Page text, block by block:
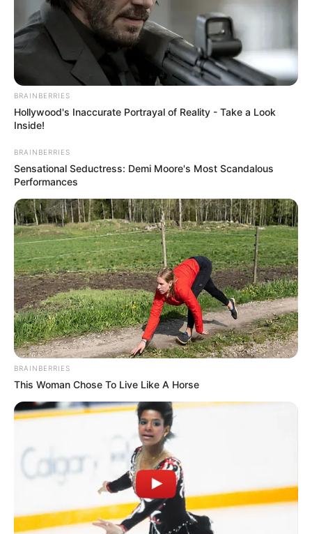
BRAINBERRIES
Hollywood's Inaccurate Portrayal of Reality - Take a Look
Inside!
BRAINBERRIES
Sensational Seductress: Demi Moore's Most Scandalous
Performances
BRAINBERRIES
This Woman Chose To Live Like A Horse